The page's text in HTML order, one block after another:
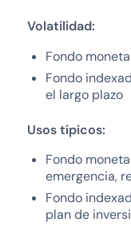
Volatilidad:
Fondo
Fondo
el largo plazo
Usos típicos:
Fondo
emergencia,
Fondo
plan de